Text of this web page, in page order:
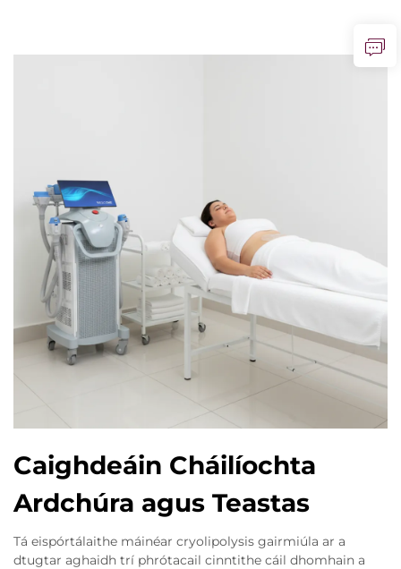
Caighdeáin Cháilíochta
Ardchúra agus Teastas
Tá eispórtálaithe máinéar cryolipolysis gairmiúla ar a
dtugtar aghaidh trí phrótacail cinntithe cáil dhomhain a